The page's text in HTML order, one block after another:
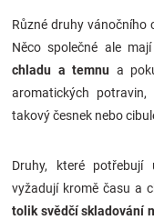
Různé druhy vánočního
Něco společné ale
chladu a temnu a
aromatických
takový česnek nebo
Druhy, které potřebují
vyžadují kromě času a
tolik svědčí skladování